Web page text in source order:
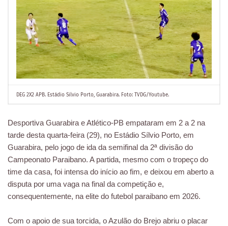
DEG 2X2 APB. Estádio Silvio Porto, Guarabira. Foto: TVDG/Youtube.
Desportiva Guarabira e Atlético-PB empataram em 2 a 2 na
tarde desta quarta-feira (29), no Estádio Sílvio Porto, em
Guarabira, pelo jogo de ida da semifinal da 2ª divisão do
Campeonato Paraibano. A partida, mesmo com o tropeço do
time da casa, foi intensa do início ao fim, e deixou em aberto a
disputa por uma vaga na final da competição e,
consequentemente, na elite do futebol paraibano em 2026.
Com o apoio de sua torcida, o Azulão do Brejo abriu o placar